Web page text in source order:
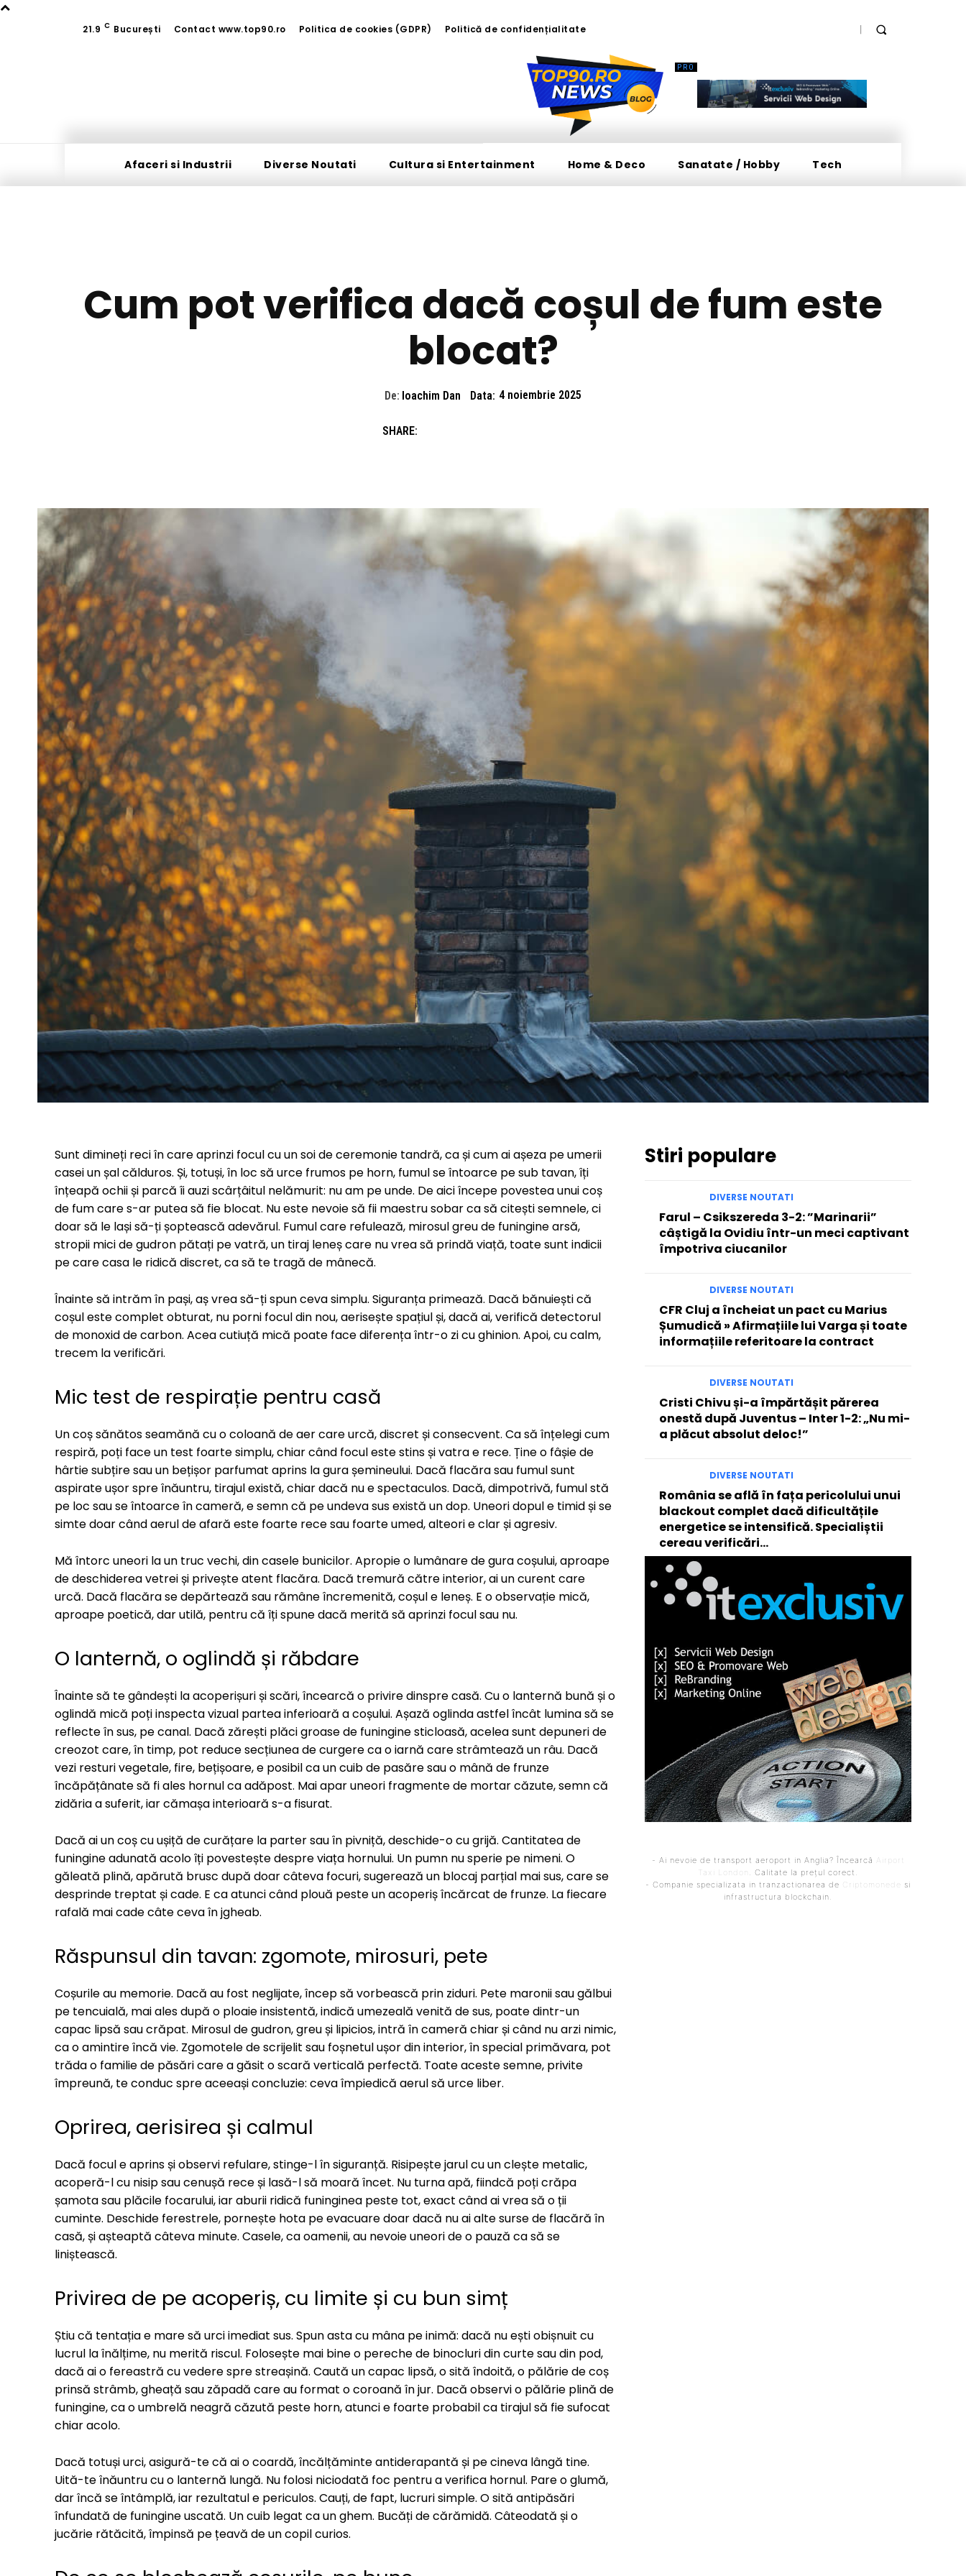
21.9 C București Contact www.top90.ro Politica de cookies (GDPR) Politică de confidențialitate
Afaceri si Industrii Diverse Noutati Cultura si Entertainment Home & Deco Sanatate / Hobby Tech
Cum pot verifica dacă coșul de fum este
blocat?
De: Ioachim Dan Data: 4 noiembrie 2025
SHARE:
Sunt dimineți reci în care aprinzi focul cu un soi de ceremonie tandră, ca și cum ai așeza pe umerii
casei un șal călduros. Și, totuși, în loc să urce frumos pe horn, fumul se întoarce pe sub tavan, îți
înțeapă ochii și parcă îi auzi scârțâitul nelămurit: nu am pe unde. De aici începe povestea unui coș
de fum care s-ar putea să fie blocat. Nu este nevoie să fii maestru sobar ca să citești semnele, ci
doar să le lași să-ți șoptească adevărul. Fumul care refulează, mirosul greu de funingine arsă,
stropii mici de gudron pătați pe vatră, un tiraj leneș care nu vrea să prindă viață, toate sunt indicii
pe care casa le ridică discret, ca să te tragă de mânecă.
Înainte să intrăm în pași, aș vrea să-ți spun ceva simplu. Siguranța primează. Dacă bănuiești că
coșul este complet obturat, nu porni focul din nou, aerisește spațiul și, dacă ai, verifică detectorul
de monoxid de carbon. Acea cutiuță mică poate face diferența într-o zi cu ghinion. Apoi, cu calm,
trecem la verificări.
Mic test de respirație pentru casă
Un coș sănătos seamănă cu o coloană de aer care urcă, discret și consecvent. Ca să înțelegi cum
respiră, poți face un test foarte simplu, chiar când focul este stins și vatra e rece. Ține o fâșie de
hârtie subțire sau un bețișor parfumat aprins la gura șemineului. Dacă flacăra sau fumul sunt
aspirate ușor spre înăuntru, tirajul există, chiar dacă nu e spectaculos. Dacă, dimpotrivă, fumul stă
pe loc sau se întoarce în cameră, e semn că pe undeva sus există un dop. Uneori dopul e timid și se
simte doar când aerul de afară este foarte rece sau foarte umed, alteori e clar și agresiv.
Mă întorc uneori la un truc vechi, din casele bunicilor. Apropie o lumânare de gura coșului, aproape
de deschiderea vetrei și privește atent flacăra. Dacă tremură către interior, ai un curent care
urcă. Dacă flacăra se depărtează sau rămâne încremenită, coșul e leneș. E o observație mică,
aproape poetică, dar utilă, pentru că îți spune dacă merită să aprinzi focul sau nu.
O lanternă, o oglindă și răbdare
Înainte să te gândești la acoperișuri și scări, încearcă o privire dinspre casă. Cu o lanternă bună și o
oglindă mică poți inspecta vizual partea inferioară a coșului. Așază oglinda astfel încât lumina să se
reflecte în sus, pe canal. Dacă zărești plăci groase de funingine sticloasă, acelea sunt depuneri de
creozot care, în timp, pot reduce secțiunea de curgere ca o iarnă care strâmtează un râu. Dacă
vezi resturi vegetale, fire, bețișoare, e posibil ca un cuib de pasăre sau o mână de frunze
încăpățânate să fi ales hornul ca adăpost. Mai apar uneori fragmente de mortar căzute, semn că
zidăria a suferit, iar cămașa interioară s-a fisurat.
Dacă ai un coș cu ușiță de curățare la parter sau în pivniță, deschide-o cu grijă. Cantitatea de
funingine adunată acolo îți povestește despre viața hornului. Un pumn nu sperie pe nimeni. O
găleată plină, apărută brusc după doar câteva focuri, sugerează un blocaj parțial mai sus, care se
desprinde treptat și cade. E ca atunci când plouă peste un acoperiș încărcat de frunze. La fiecare
rafală mai cade câte ceva în jgheab.
Răspunsul din tavan: zgomote, mirosuri, pete
Coșurile au memorie. Dacă au fost neglijate, încep să vorbească prin ziduri. Pete maronii sau gălbui
pe tencuială, mai ales după o ploaie insistentă, indică umezeală venită de sus, poate dintr-un
capac lipsă sau crăpat. Mirosul de gudron, greu și lipicios, intră în cameră chiar și când nu arzi nimic,
ca o amintire încă vie. Zgomotele de scrijelit sau foșnetul ușor din interior, în special primăvara, pot
trăda o familie de păsări care a găsit o scară verticală perfectă. Toate aceste semne, privite
împreună, te conduc spre aceeași concluzie: ceva împiedică aerul să urce liber.
Oprirea, aerisirea și calmul
Dacă focul e aprins și observi refulare, stinge-l în siguranță. Risipește jarul cu un clește metalic,
acoperă-l cu nisip sau cenușă rece și lasă-l să moară încet. Nu turna apă, fiindcă poți crăpa
șamota sau plăcile focarului, iar aburii ridică funinginea peste tot, exact când ai vrea să o ții
cuminte. Deschide ferestrele, pornește hota pe evacuare doar dacă nu ai alte surse de flacără în
casă, și așteaptă câteva minute. Casele, ca oamenii, au nevoie uneori de o pauză ca să se
liniștească.
Privirea de pe acoperiș, cu limite și cu bun simț
Știu că tentația e mare să urci imediat sus. Spun asta cu mâna pe inimă: dacă nu ești obișnuit cu
lucrul la înălțime, nu merită riscul. Folosește mai bine o pereche de binocluri din curte sau din pod,
dacă ai o fereastră cu vedere spre streașină. Caută un capac lipsă, o sită îndoită, o pălărie de coș
prinsă strâmb, gheață sau zăpadă care au format o coroană în jur. Dacă observi o pălărie plină de
funingine, ca o umbrelă neagră căzută peste horn, atunci e foarte probabil ca tirajul să fie sufocat
chiar acolo.
Dacă totuși urci, asigură-te că ai o coardă, încălțăminte antiderapantă și pe cineva lângă tine.
Uită-te înăuntru cu o lanternă lungă. Nu folosi niciodată foc pentru a verifica hornul. Pare o glumă,
dar încă se întâmplă, iar rezultatul e periculos. Cauți, de fapt, lucruri simple. O sită antipăsări
înfundată de funingine uscată. Un cuib legat ca un ghem. Bucăți de cărămidă. Câteodată și o
jucărie rătăcită, împinsă pe țeavă de un copil curios.
Stiri populare
DIVERSE NOUTATI
Farul – Csikszereda 3-2: ”Marinarii”
câștigă la Ovidiu într-un meci captivant
împotriva ciucanilor
DIVERSE NOUTATI
CFR Cluj a încheiat un pact cu Marius
Șumudică » Afirmațiile lui Varga și toate
informațiile referitoare la contract
DIVERSE NOUTATI
Cristi Chivu și-a împărtășit părerea
onestă după Juventus – Inter 1-2: „Nu mi-
a plăcut absolut deloc!”
DIVERSE NOUTATI
România se află în fața pericolului unui
blackout complet dacă dificultățile
energetice se intensifică. Specialiștii
cereau verificări…
- Ai nevoie de transport aeroport in Anglia? Încearcă Airport
Taxi London . Calitate la prețul corect.
- Companie specializata in tranzactionarea de
Criptomonede
si
infrastructura blockchain.